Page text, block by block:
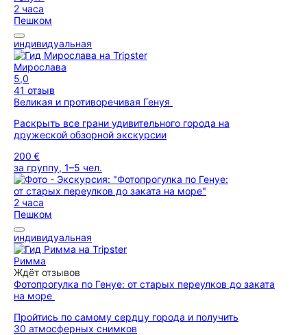
2 часа
Пешком
индивидуальная
Мирослава
5,0
41 отзыв
Великая и противоречивая Генуя
Раскрыть все грани удивительного города на
дружеской обзорной экскурсии
200 €
за группу, 1–5 чел.
2 часа
Пешком
индивидуальная
Римма
Ждёт отзывов
Фотопрогулка по Генуе: от старых переулков до заката
на море
Пройтись по самому сердцу города и получить
30 атмосферных снимков